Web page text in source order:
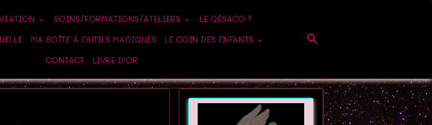
SOINS/FORMATIONS/ATELIERS
LE QÈSACO ?
MA BOÎTE À OUTILS MAGIQUES
LE COIN DES ENFANTS
CONTACT
LIVRE D'OR